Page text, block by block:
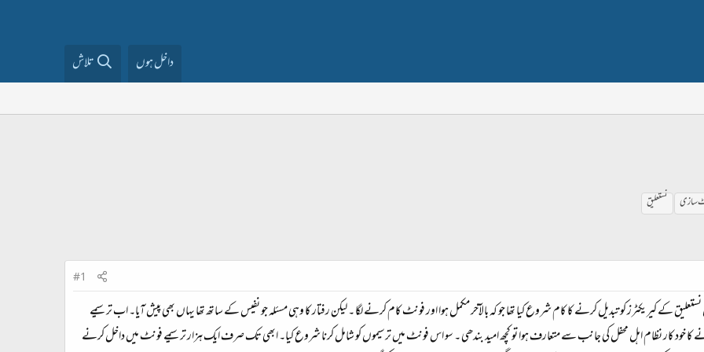
داخل ہوں تلاش
سازی نستعلیق
#1
کے کیریکٹرز کو تبدیل کرنے کا کام شروع کیا تھا جو کہ بالآخر مکمل ہوا اور فونٹ کام کرنے لگا ۔ لیکن رفتار کا وہی مسئلہ جو نفیس کے ساتھ تھا یہاں بھی پیش آیا۔ اب ترسیمے
خود کار نظام اہل محفل کی جانب سے متعارف ہوا تو کچھ امید بندھی ۔ سو اس فونٹ میں ترسیموں کو شامل کرنا شروع کیا۔ ابھی تک صرف ایک ہزار ترسیمے فونٹ میں داخل کرنے